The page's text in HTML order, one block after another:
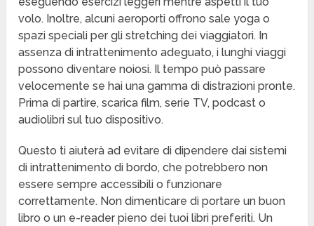
volo. Inoltre, alcuni aeroporti offrono sale yoga o
spazi speciali per gli stretching dei viaggiatori. In
assenza di intrattenimento adeguato, i lunghi viaggi
possono diventare noiosi. Il tempo può passare
velocemente se hai una gamma di distrazioni pronte.
Prima di partire, scarica film, serie TV, podcast o
audiolibri sul tuo dispositivo.
Questo ti aiuterà ad evitare di dipendere dai sistemi
di intrattenimento di bordo, che potrebbero non
essere sempre accessibili o funzionare
correttamente. Non dimenticare di portare un buon
libro o un e-reader pieno dei tuoi libri preferiti. Un